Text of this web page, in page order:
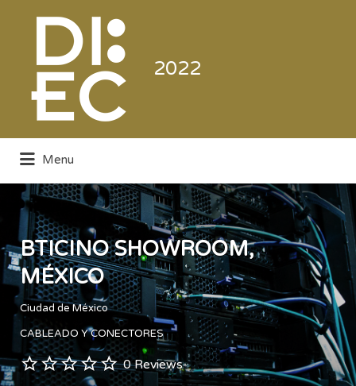
2022
Electrónica de Consumo y Comercial
Buscar
Menu
BTICINO SHOWROOM,
MÉXICO
Ciudad de México
CABLEADO Y CONECTORES
0 Reviews